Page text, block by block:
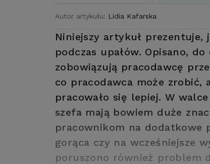
Autor artykułu: Lidia Kafarska
Niniejszy artykuł
podczas upałów. Opisano,
zobowiązują pracodawcę
co pracodawca może
pracowało się lepiej. W
szefa mają bowiem duże
pracownikom na dodatkowe
gorąca czy na wcześniejsze
poruszono również problem